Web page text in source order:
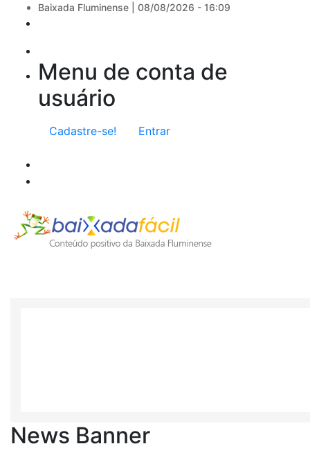
Baixada Fluminense | 08/08/2026 - 16:09
Menu de conta de
usuário
Cadastre-se! Entrar
News Banner